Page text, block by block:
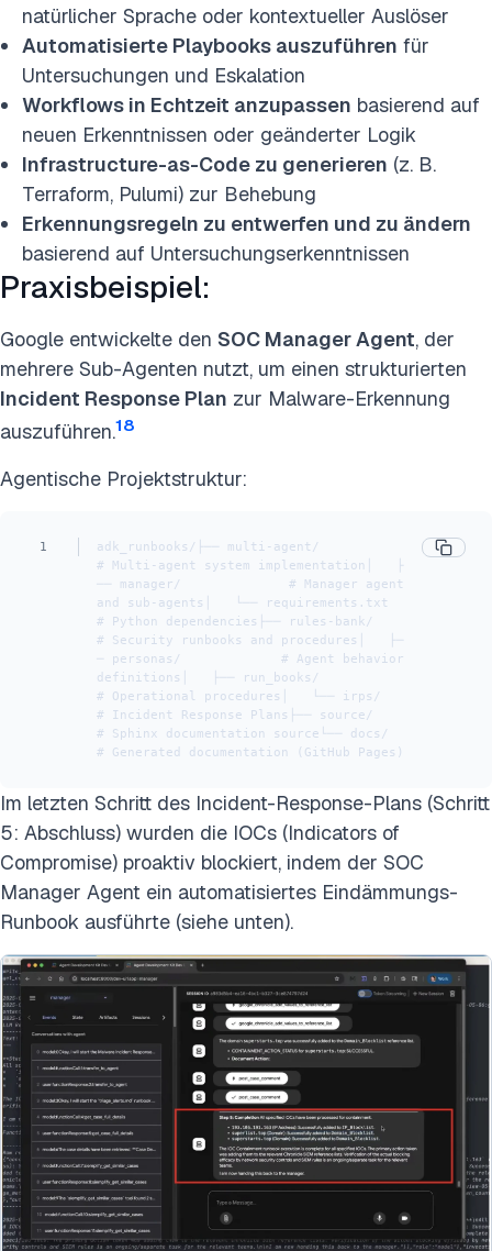
natürlicher Sprache oder kontextueller Auslöser
Automatisierte Playbooks auszuführen für
Untersuchungen und Eskalation
Workflows in Echtzeit anzupassen basierend auf
neuen Erkenntnissen oder geänderter Logik
Infrastructure-as-Code zu generieren (z. B.
Terraform, Pulumi) zur Behebung
Erkennungsregeln zu entwerfen und zu ändern
basierend auf Untersuchungserkenntnissen
Praxisbeispiel:
Google entwickelte den SOC Manager Agent, der
mehrere Sub-Agenten nutzt, um einen strukturierten
Incident Response Plan zur Malware-Erkennung
auszuführen.18
Agentische Projektstruktur:
1
adk_runbooks/├── multi-agent/
# Multi-agent system implementation│   ├
── manager/              # Manager agent
and sub-agents│   └── requirements.txt
# Python dependencies├── rules-bank/
# Security runbooks and procedures│   ├─
─ personas/             # Agent behavior
definitions│   ├── run_books/
# Operational procedures│   └── irps/
# Incident Response Plans├── source/
# Sphinx documentation source└── docs/
# Generated documentation (GitHub Pages)
Im letzten Schritt des Incident-Response-Plans (Schritt
5: Abschluss) wurden die IOCs (Indicators of
Compromise) proaktiv blockiert, indem der SOC
Manager Agent ein automatisiertes Eindämmungs-
Runbook ausführte (siehe unten).